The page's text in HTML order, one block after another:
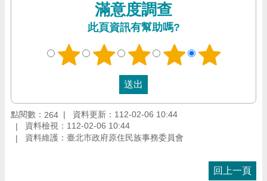
滿意度調查
此頁資訊有幫助嗎?
點閱數： 264
資料更新：112-02-06 10:44
資料檢視：112-02-06 10:44
資料維護：臺北市政府原住民族事務委員會
回上一頁